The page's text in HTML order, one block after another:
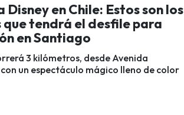
en Chile: Estos son los
que tendrá el desfile para
en Santiago
3 kilómetros, desde Avenida
un espectáculo mágico lleno de color